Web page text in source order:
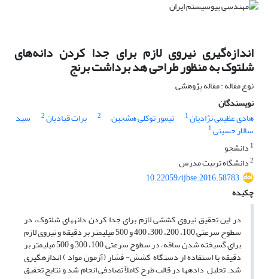
اندازه‌گیری نیروی لازم برای جدا کردن دانه‌های
شلتوک به منظور طراحی هد برداشت برنج
نوع مقاله : مقاله پژوهشی
نویسندگان
هادی عظیمی نژادیان1 تیمور توکلی هشجین 2 برات قبادیان2 سید
سالار حسینی1
1 دانشجو
2دانشگاه تربیت مدرس
10.22059/ijbse.2016.58783
چکیده
در این تحقیق نیروی کششی لازم برای جدا کردن دانه­های شلتوک، در
سطوح سرعتی 100، 200، 300، 400 و 500 میلی­متر بر دقیقه و نیروی لازم
برای گسیخته شدن ساقه، در سطوح سرعتی 100، 300 و 500 میلی­متر بر
دقیقه با استفاده از دستگاه کشش- فشار (آزمون مواد ) اندازه­گیری
شد. تحلیل داده­ها در قالب طرح کاملاً تصادفی انجام شد و نتایج تحقیق